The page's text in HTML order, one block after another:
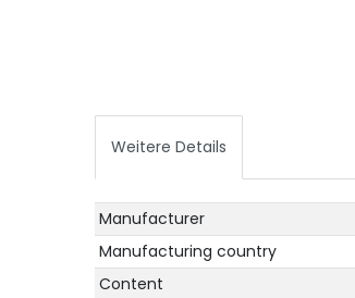
Weitere Details
Technical
characteristic
Value
Manufacturer
Manufacturing country
Content